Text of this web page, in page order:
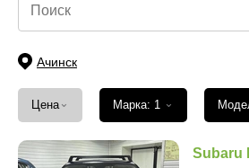
Ачинск
Цена ⌄ Марка: 1 ⌄
Subaru